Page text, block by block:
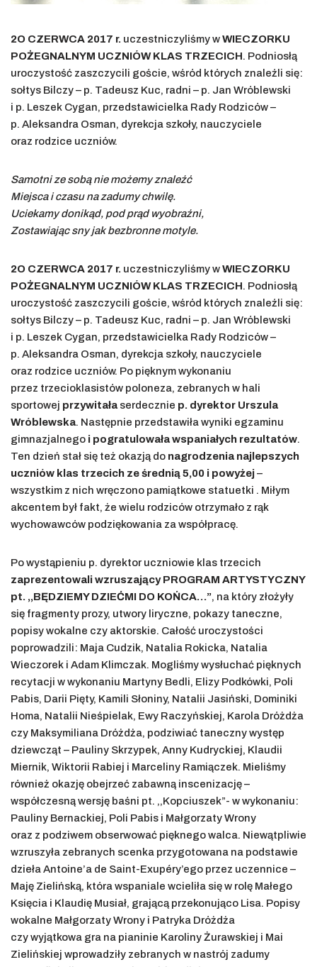
2O CZERWCA 2017 r. uczestniczyliśmy wWIECZORKU
POŻEGNALNYM UCZNIÓW KLAS TRZECICH. Podniosłą
uroczystość zaszczycili goście, wśród których znaleźli się:
sołtys Bilczy – p. Tadeusz Kuc, radni – p. Jan Wróblewski
i p. Leszek Cygan, przedstawicielka Rady Rodziców –
p. Aleksandra Osman, dyrekcja szkoły, nauczyciele
oraz rodzice uczniów.
Samotni ze sobą nie możemy znaleźć
Miejsca i czasu na zadumy chwilę.
Uciekamy donikąd, pod prąd wyobraźni,
Zostawiając sny jak bezbronne motyle.
2O CZERWCA 2017 r. uczestniczyliśmy wWIECZORKU
POŻEGNALNYM UCZNIÓW KLAS TRZECICH. Podniosłą
uroczystość zaszczycili goście, wśród których znaleźli się:
sołtys Bilczy – p. Tadeusz Kuc, radni – p. Jan Wróblewski
i p. Leszek Cygan, przedstawicielka Rady Rodziców –
p. Aleksandra Osman, dyrekcja szkoły, nauczyciele
oraz rodzice uczniów. Po pięknym wykonaniu
przez trzecioklasistów poloneza, zebranych w hali
sportowej przywitała serdecznie p. dyrektor Urszula
Wróblewska. Następnie przedstawiła wyniki egzaminu
gimnazjalnego i pogratulowała wspaniałych rezultatów.
Ten dzień stał się też okazją do nagrodzenia najlepszych
uczniów klas trzecich ze średnią 5,00 i powyżej–
wszystkim z nich wręczono pamiątkowe statuetki . Miłym
akcentem był fakt, że wielu rodziców otrzymało z rąk
wychowawców podziękowania za współpracę.
Po wystąpieniu p. dyrektor uczniowie klas trzecich
zaprezentowali wzruszający PROGRAM ARTYSTYCZNY
pt. ,,BĘDZIEMY DZIEĆMI DO KOŃCA…”, na który złożyły
się fragmenty prozy, utwory liryczne, pokazy taneczne,
popisy wokalne czy aktorskie. Całość uroczystości
poprowadzili: Maja Cudzik, Natalia Rokicka, Natalia
Wieczorek i Adam Klimczak. Mogliśmy wysłuchać pięknych
recytacji w wykonaniu Martyny Bedli, Elizy Podkówki, Poli
Pabis, Darii Pięty, Kamili Słoniny, Natalii Jasiński, Dominiki
Homa, Natalii Nieśpielak, Ewy Raczyńskiej, Karola Dróżdża
czy Maksymiliana Dróżdża, podziwiać taneczny występ
dziewcząt – Pauliny Skrzypek, Anny Kudryckiej, Klaudii
Miernik, Wiktorii Rabiej i Marceliny Ramiączek. Mieliśmy
również okazję obejrzeć zabawną inscenizację –
współczesną wersję baśni pt. ,,Kopciuszek”- w wykonaniu:
Pauliny Bernackiej, Poli Pabis i Małgorzaty Wrony
oraz z podziwem obserwować pięknego walca. Niewątpliwie
wzruszyła zebranych scenka przygotowana na podstawie
dzieła Antoine’a de Saint-Exupéry’ego przez uczennice –
Maję Zielińską, która wspaniale wcieliła się w rolę Małego
Księcia i Klaudię Musiał, grającą przekonująco Lisa. Popisy
wokalne Małgorzaty Wrony i Patryka Dróżdża
czy wyjątkowa gra na pianinie Karoliny Żurawskiej i Mai
Zielińskiej wprowadziły zebranych w nastrój zadumy